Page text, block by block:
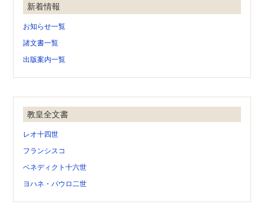
新着情報
お知らせ一覧
諸文書一覧
出版案内一覧
教皇全文書
レオ十四世
フランシスコ
ベネディクト十六世
ヨハネ・パウロ二世